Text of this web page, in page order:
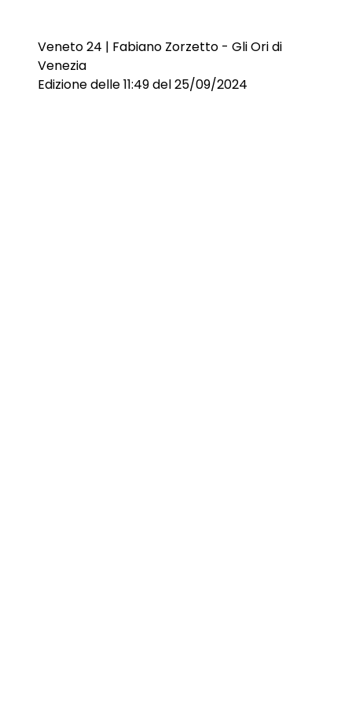
Veneto 24 | Fabiano Zorzetto - Gli Ori di
Venezia
Edizione delle 11:49 del 25/09/2024